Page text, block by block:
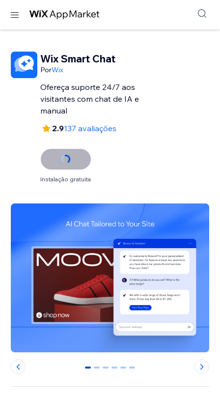
Wix Smart Chat
PorWix
Ofereça suporte 24/7 aos
visitantes com chat de IA e
manual
2.9137 avaliações
Instalação gratuita
0 1 2 3 4 5